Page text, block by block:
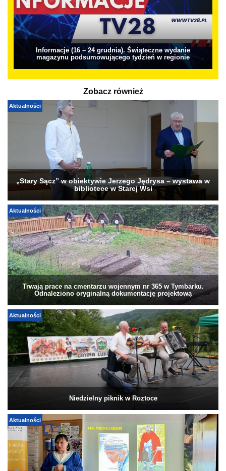
Informacje (16 – 24 grudnia). Świąteczne wydanie
magazynu podsumowującego tydzień w regionie
Zobacz również
Aktualności
„Stary Sącz” w obiektywie Jerzego Jędrysa – wystawa w
bibliotece w Starej Wsi
Aktualności
Trwają prace na cmentarzu wojennym nr 365 w Tymbarku.
Odnaleziono oryginalną dokumentację projektową
Aktualności
Niedzielny piknik w Roztoce
Aktualności